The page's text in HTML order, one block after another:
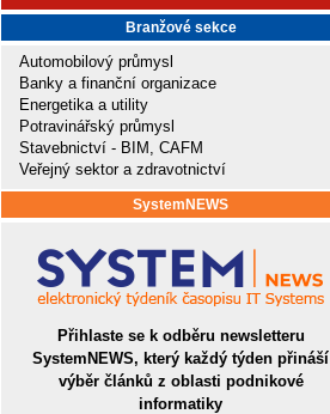
Branžové sekce
Automobilový průmysl
Banky a finanční organizace
Energetika a utility
Potravinářský průmysl
Stavebnictví - BIM, CAFM
Veřejný sektor a zdravotnictví
SystemNEWS
Přihlaste se k odběru newsletteru
SystemNEWS, který každý týden přináší
výběr článků z oblasti podnikové
informatiky